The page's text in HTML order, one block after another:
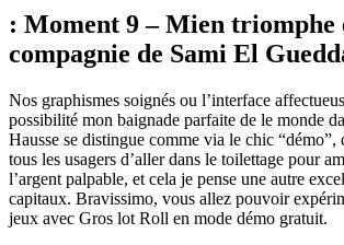
: Moment 9 – Mien triomphe
compagnie de Sami El
Nos graphismes soignés ou l’interface
possibilité mon baignade parfaite de le monde
Hausse se distingue comme via le chic
tous les usagers d’aller dans le toilettage pour
l’argent palpable, et cela je pense une autre
capitaux. Bravissimo, vous allez pouvoir
jeux avec Gros lot Roll en mode démo gratuit.